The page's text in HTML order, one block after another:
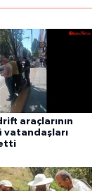
araçlarının
vatandaşları